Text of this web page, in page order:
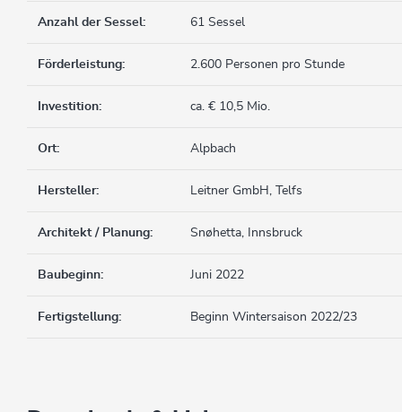
Anzahl der Sessel: 61 Sessel
Förderleistung: 2.600 Personen pro Stunde
Investition: ca. € 10,5 Mio.
Ort: Alpbach
Hersteller: Leitner GmbH, Telfs
Architekt / Planung: Snøhetta, Innsbruck
Baubeginn: Juni 2022
Fertigstellung: Beginn Wintersaison 2022/23